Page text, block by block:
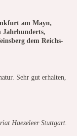
am Mayn,
Jahrhunderts,
dem Reichs-
Sehr gut erhalten,
Haezeleer Stuttgart.